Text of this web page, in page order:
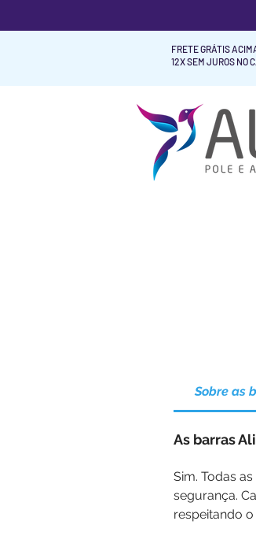
FRETE GRÁTIS
12X SEM JUROS NO
Sobre as
As barras
Sim. Todas
segurança.
respeitando